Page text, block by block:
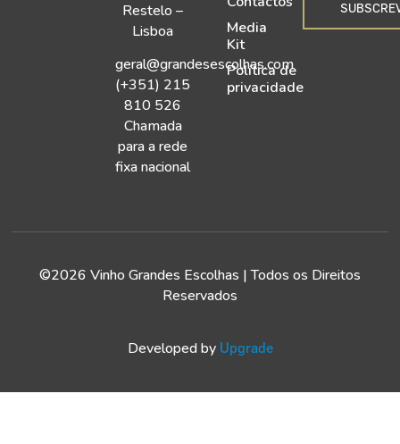
Restelo –
Lisboa
geral@grandesescolhas.com
(+351) 215
810 526
Chamada
para a rede
fixa nacional
Media
Kit
Política de
privacidade
©2026 Vinho Grandes Escolhas | Todos os Direitos
Reservados
Developed by Upgrade